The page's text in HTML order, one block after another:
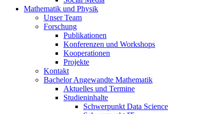
Mathematik und Physik
Unser Team
Forschung
Publikationen
Konferenzen und Workshops
Kooperationen
Projekte
Kontakt
Bachelor Angewandte Mathematik
Aktuelles und Termine
Studieninhalte
Schwerpunkt Data Science